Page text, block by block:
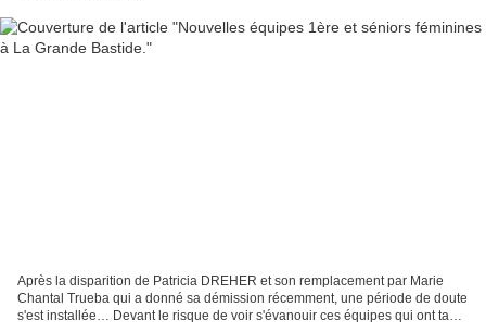
Après la disparition de Patricia DREHER et son remplacement par Marie
Chantal Trueba qui a donné sa démission récemment, une période de doute
s'est installée… Devant le risque de voir s'évanouir ces équipes qui ont tant